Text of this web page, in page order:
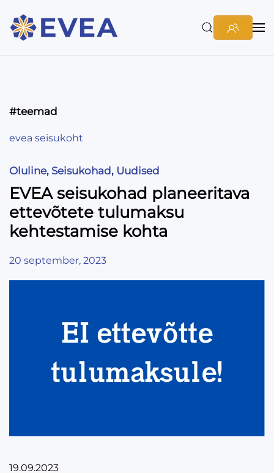
#teemad
evea seisukoht
Oluline, Seisukohad , Uudised
EVEA seisukohad planeeritava
ettevõtete tulumaksu
kehtestamise kohta
20 september, 2023
19.09.2023